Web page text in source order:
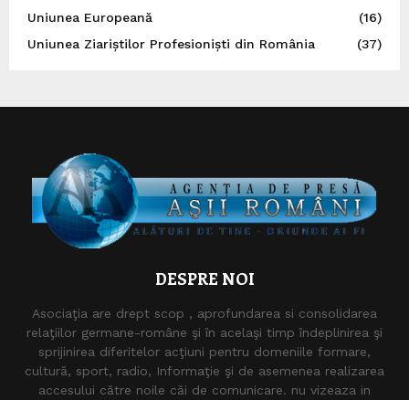
Uniunea Europeană
(16)
Uniunea Ziariștilor Profesioniști din România
(37)
DESPRE NOI
Asociaţia are drept scop , aprofundarea si consolidarea
relaţiilor germane-române şi în acelaşi timp îndeplinirea şi
sprijinirea diferitelor acţiuni pentru domeniile formare,
cultură, sport, radio, Informaţie şi de asemenea realizarea
accesului către noile căi de comunicare. nu vizeaza in